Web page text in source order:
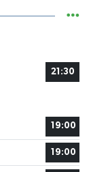
21:30
19:00
19:00